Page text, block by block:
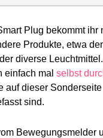
Plug bekommt ihr
Produkte, etwa
diverse
einfach mal selbst
auf dieser Sonderseite
sind.
Bewegungsmelder